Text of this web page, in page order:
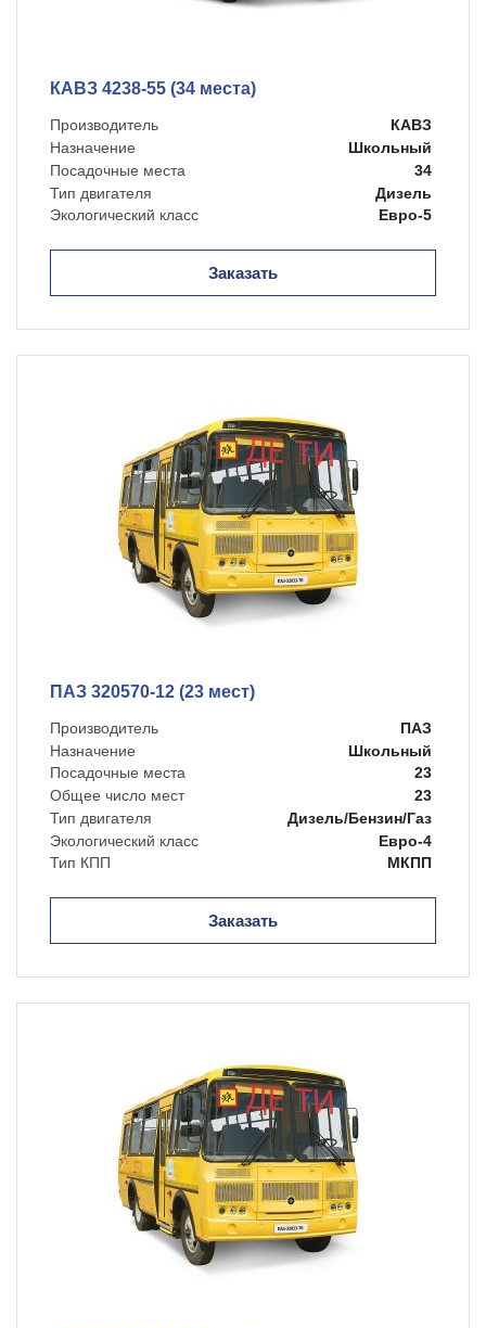
КАВЗ 4238-55 (34 места)
Производитель
КАВЗ
Назначение
Школьный
Посадочные места
34
Тип двигателя
Дизель
Экологический класс
Евро-5
Заказать
ПАЗ 320570-12 (23 мест)
Производитель
ПАЗ
Назначение
Школьный
Посадочные места
23
Общее число мест
23
Тип двигателя
Дизель/Бензин/Газ
Экологический класс
Евро-4
Тип КПП
МКПП
Заказать